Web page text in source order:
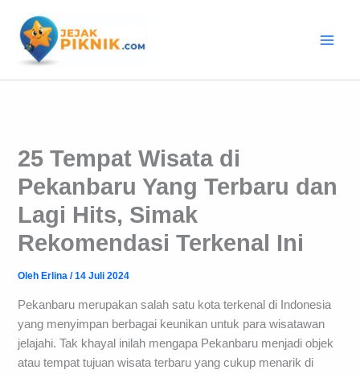
konten
25 Tempat Wisata di
Pekanbaru Yang Terbaru dan
Lagi Hits, Simak
Rekomendasi Terkenal Ini
Oleh Erlina/14 Juli 2024
Pekanbaru merupakan salah satu kota terkenal di Indonesia
yang menyimpan berbagai keunikan untuk para wisatawan
jelajahi. Tak khayal inilah mengapa Pekanbaru menjadi objek
atau tempat tujuan wisata terbaru yang cukup menarik di